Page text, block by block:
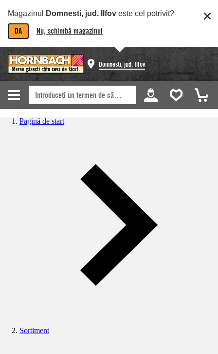
Magazinul Domnesti, jud. Ilfov este cel potrivit?
DA Nu, schimbă magazinul
Domnesti, jud. Ilfov
Pagină de start
Sortiment